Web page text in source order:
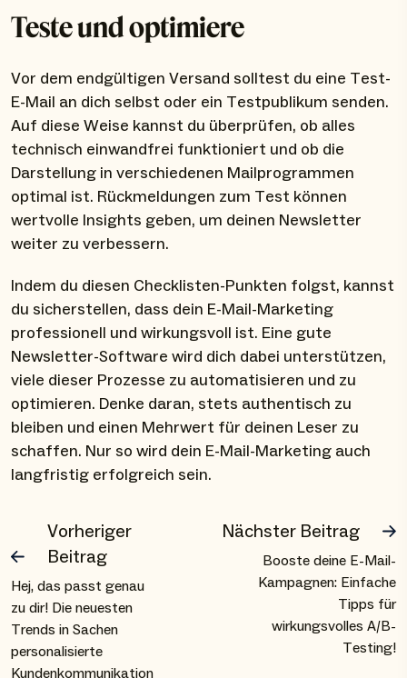
Teste und optimiere
Vor dem endgültigen Versand solltest du eine Test-
E-Mail an dich selbst oder ein Testpublikum senden.
Auf diese Weise kannst du überprüfen, ob alles
technisch einwandfrei funktioniert und ob die
Darstellung in verschiedenen Mailprogrammen
optimal ist. Rückmeldungen zum Test können
wertvolle Insights geben, um deinen Newsletter
weiter zu verbessern.
Indem du diesen Checklisten-Punkten folgst, kannst
du sicherstellen, dass dein E-Mail-Marketing
professionell und wirkungsvoll ist. Eine gute
Newsletter-Software wird dich dabei unterstützen,
viele dieser Prozesse zu automatisieren und zu
optimieren. Denke daran, stets authentisch zu
bleiben und einen Mehrwert für deinen Leser zu
schaffen. Nur so wird dein E-Mail-Marketing auch
langfristig erfolgreich sein.
Vorheriger
Beitrag
Hej, das passt genau
zu dir! Die neuesten
Trends in Sachen
personalisierte
Kundenkommunikation
Nächster Beitrag
Booste deine E-Mail-
Kampagnen: Einfache
Tipps für
wirkungsvolles A/B-
Testing!